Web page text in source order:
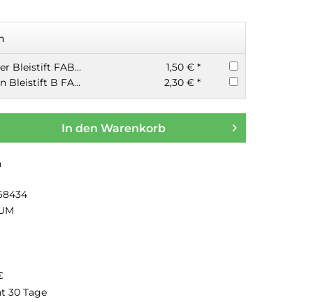
Dünner,dreieckiger Bleistift FABER CASTELL Grip versch. Stärken
1,50 € *
Dicker Schreiblern Bleistift B FABER CASTELL Jumbo Grip dreieckig
2,30 € *
In den Warenkorb
30 Tage